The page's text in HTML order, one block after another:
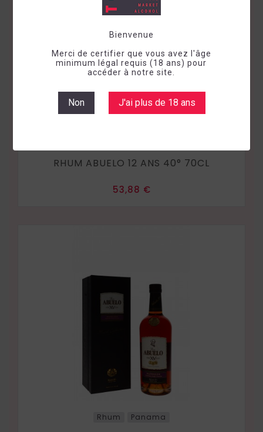
Bienvenue
Merci de certifier que vous avez l'âge
minimum légal requis (18 ans) pour
accéder à notre site.
Non J'ai plus de 18 ans
RHUM ABUELO 12 ANS 40° 70CL
Prix
53,88 €
Rhum Panama